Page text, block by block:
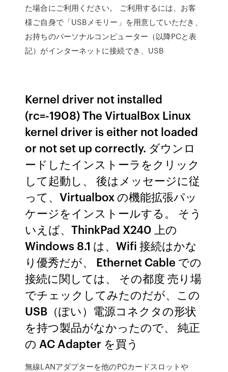
た場合にご利用ください。 ご利用するには、お客
様ご自身で「USBメモリー」を用意していただき、
お持ちのパーソナルコンピューター（以降PCと表
記）がインターネットに接続でき、USB
Kernel driver not installed
(rc=-1908) The VirtualBox Linux
kernel driver is either not loaded
or not set up correctly. ダウンロ
ードしたインストーラをクリック
して起動し、 後はメッセージに従
って、Virtualbox の機能拡張パッ
ケージをインストールする。 そう
いえば、ThinkPad X240 上の
Windows 8.1 は、Wifi 接続はかな
り優秀だが、 Ethernet Cable での
接続に関しては、 その都度 売り場
でチェックしてみたのだが、この
USB（ぽい）電源コネクタの形状
を持つ製品がなかったので、 純正
の AC Adapter を買う
無線LANアダプターを他のPCカードスロットや